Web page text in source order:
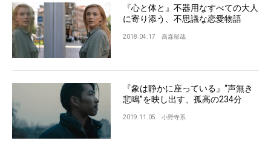
『心と体と』不器用なすべての大人
に寄り添う、不思議な恋愛物語
2018.04.17 高森郁哉
『象は静かに座っている』“声無き
悲鳴”を映し出す、孤高の234分
2019.11.05 小野寺系